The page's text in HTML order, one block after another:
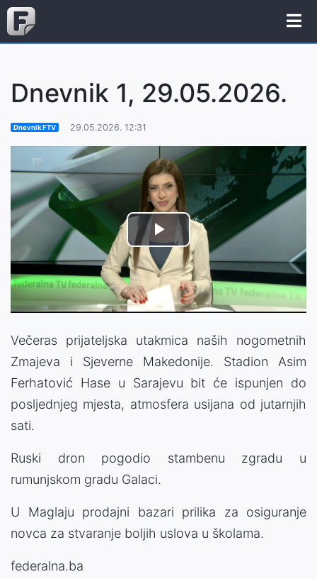
Dnevnik 1, 29.05.2026.
Dnevnik FTV 29.05.2026. 12:31
Play
Video
Večeras prijateljska utakmica naših nogometnih
Zmajeva i Sjeverne Makedonije. Stadion Asim
Ferhatović Hase u Sarajevu bit će ispunjen do
posljednjeg mjesta, atmosfera usijana od jutarnjih
sati.
Ruski dron pogodio stambenu zgradu u
rumunjskom gradu Galaci.
U Maglaju prodajni bazari prilika za osiguranje
novca za stvaranje boljih uslova u školama.
federalna.ba